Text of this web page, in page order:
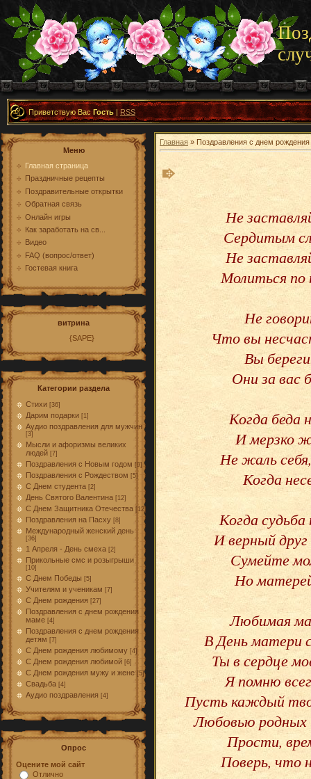
Приветствую ВасГость|RSS
Меню
Главная страница
Праздничные рецепты
Поздравительные открытки
Обратная связь
Онлайн игры
Как заработать на св...
Видео
FAQ (вопрос/ответ)
Гостевая книга
витрина
{SAPE}
Категории раздела
Стихи [36]
Дарим подарки [1]
Аудио поздравления для мужчин
[3]
Мысли и афоризмы великих
людей [7]
Поздравления с Новым годом [9]
Поздравления с Рождеством [5]
С Днем студента [2]
День Святого Валентина [12]
С Днем Защитника Отечества [12]
Поздравления на Пасху [8]
Международный женский день
[36]
1 Апреля - День смеха [2]
Прикольные смс и розыгрыши
[10]
С Днем Победы [5]
Учителям и ученикам [7]
С Днем рождения [27]
Поздравления с днем рождения
маме [4]
Поздравления с днем рождения
детям [7]
С Днем рождения любимому [4]
С Днем рождения любимой [6]
С Днем рождения мужу и жене [5]
Свадьба [4]
Аудио поздравления [4]
Опрос
Оцените мой сайт
Отлично
Главная » Поздравления с днем
Не
Сердитым
Не
Молиться по
Не
Что вы
Вы
Они за вас
Когда беда
И мерзко
Не жаль
Когда
Когда
И верный
Сумейте
Но
Любимая
В День матери
Ты в сердце
Я помню
Пусть каждый
Любовью родных
Прости,
Поверь, что